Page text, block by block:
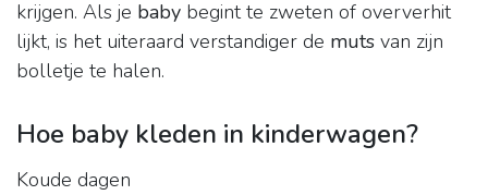
krijgen. Als je baby begint te zweten of oververhit
lijkt, is het uiteraard verstandiger de muts van zijn
bolletje te halen.
Hoe baby kleden in kinderwagen?
Koude dagen